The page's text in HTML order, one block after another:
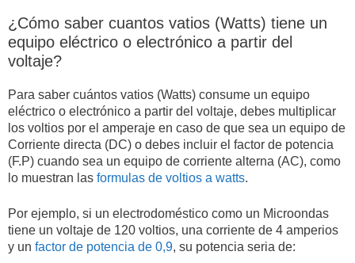
22000 V 304,840.94 W
25000 V
30000 V 415,692.19 W
34500 V 478,046.02 W
35000 V 484,974.23 W
46000 V 637,394.70 W
¿Cómo saber cuantos vatios (Watts) tiene un
equipo eléctrico o electrónico a partir del
voltaje?
Para saber cuántos vatios (Watts) consume un equipo
eléctrico o electrónico a partir del voltaje, debes multiplicar
los voltios por el amperaje en caso de que sea un equipo de
Corriente directa (DC) o debes incluir el factor de potencia
(F.P) cuando sea un equipo de corriente alterna (AC), como
lo muestran las formulas de voltios a watts.
Por ejemplo, si un electrodoméstico como un Microondas
tiene un voltaje de 120 voltios, una corriente de 4 amperios
y un factor de potencia de 0,9, su potencia seria de: